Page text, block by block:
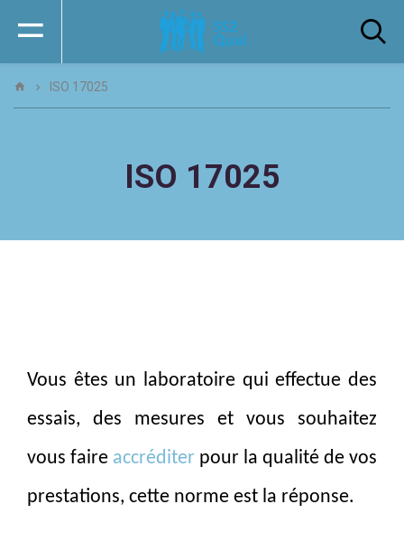
ISO 17025
ISO 17025
Vous êtes un laboratoire qui effectue des
essais, des mesures et vous souhaitez
vous faire accréditer pour la qualité de vos
prestations, cette norme est la réponse.